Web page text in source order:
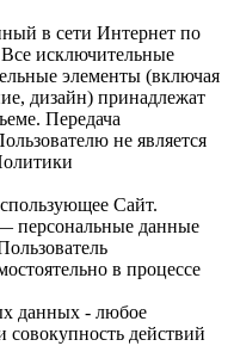
в сети Интернет по
исключительные
элементы (включая
дизайн) принадлежат
Передача
не является
Сайт.
персональные данные
в процессе
данных - любое
совокупность действий